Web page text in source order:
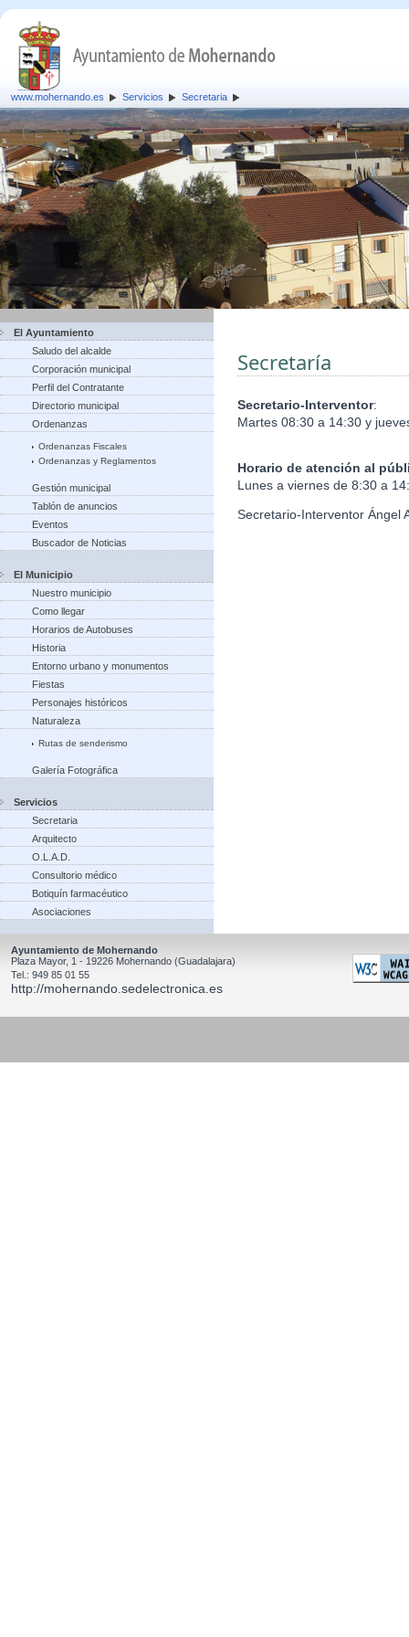
www.mohernando.es Servicios Secretaria
El Ayuntamiento
Saludo del alcalde
Corporación municipal
Perfil del Contratante
Directorio municipal
Ordenanzas
Ordenanzas Fiscales
Ordenanzas y Reglamentos
Gestión municipal
Tablón de anuncios
Eventos
Buscador de Noticias
El Municipio
Nuestro municipio
Como llegar
Horarios de Autobuses
Historia
Entorno urbano y monumentos
Fiestas
Personajes históricos
Naturaleza
Rutas de senderismo
Galería Fotográfica
Servicios
Secretaria
Arquitecto
O.L.A.D.
Consultorio médico
Botiquín farmacéutico
Asociaciones
Secretaría
Secretario-Interventor:
Martes 08:30 a 14:30 y
Horario de atención al
Lunes a viernes de 8:30 a
Secretario-Interventor Ángel
Ayuntamiento de Mohernando
Plaza Mayor, 1 - 19226 Mohernando (Guadalajara)
Tel.: 949 85 01 55
http://mohernando.sedelectronica.es